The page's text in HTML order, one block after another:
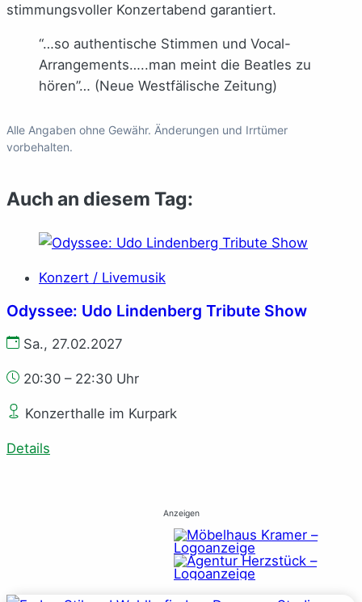
stimmungsvoller Konzertabend garantiert.
“…so authentische Stimmen und Vocal-
Arrangements…..man meint die Beatles zu
hören”… (Neue Westfälische Zeitung)
Alle Angaben ohne Gewähr. Änderungen und Irrtümer
vorbehalten.
Auch an diesem Tag:
Konzert / Livemusik
Odyssee: Udo Lindenberg Tribute Show
Sa., 27.02.2027
20:30 – 22:30 Uhr
Konzerthalle im Kurpark
Details
Anzeigen